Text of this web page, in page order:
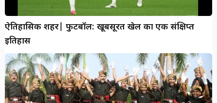
ऐतिहासिक शहर| फुटबॉल: खूबसूरत खेल का एक संक्षिप्त
इतिहास